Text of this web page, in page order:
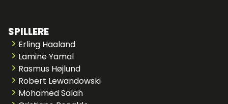
SPILLERE
Erling Haaland
Lamine Yamal
Rasmus Højlund
Robert Lewandowski
Mohamed Salah